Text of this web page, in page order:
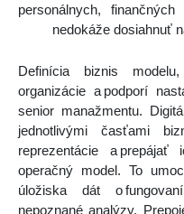
personálnych,
nedokáže dosiahnuť
Definícia biznis
organizácie a podporí
senior manažmentu.
jednotlivými časťami
reprezentácie a
operačný model. To
úložiska dát o
nepoznané analýzy.